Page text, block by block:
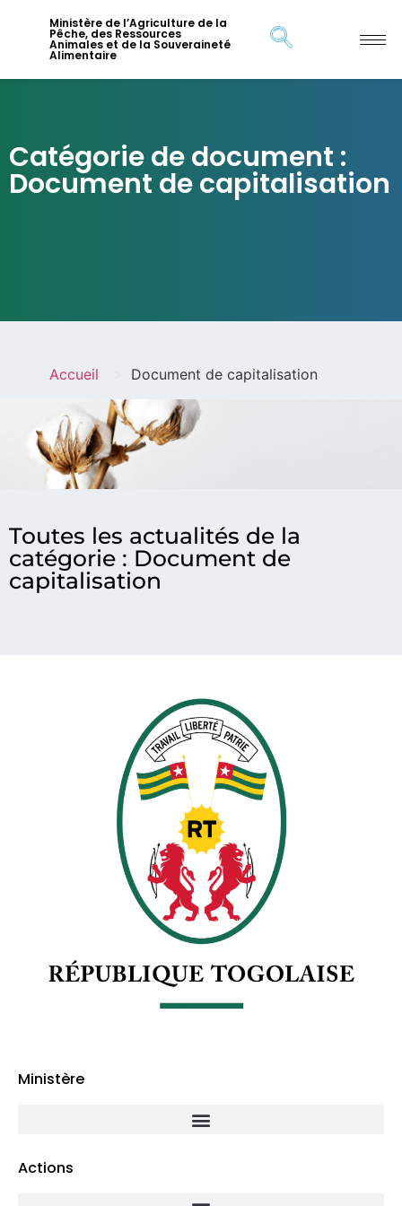
Ministère de l’Agriculture de la
Pêche, des Ressources
Animales et de la Souveraineté
Alimentaire
Catégorie de document :
Document de capitalisation
Accueil Document de capitalisation
Toutes les actualités de la
catégorie : Document de
capitalisation
Ministère
Actions